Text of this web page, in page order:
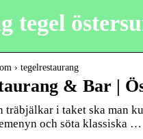
tegel
› tegelrestaurang
& Bar |
i taket ska man
och söta klassiska …